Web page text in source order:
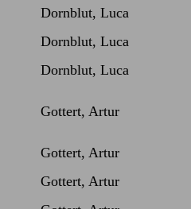
Dornblut, Luca
Dornblut, Luca
Dornblut, Luca
Gottert, Artur
Gottert, Artur
Gottert, Artur